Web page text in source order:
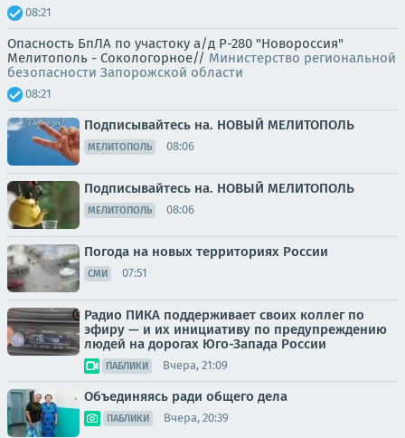
08:21
Опасность БпЛА по участоку а/д Р-280 "Новороссия"
Мелитополь - Сокологорное// Министерство региональной
безопасности Запорожской области
08:21
Подписывайтесь на. НОВЫЙ МЕЛИТОПОЛЬ
МЕЛИТОПОЛЬ 08:06
Подписывайтесь на. НОВЫЙ МЕЛИТОПОЛЬ
МЕЛИТОПОЛЬ 08:06
Погода на новых территориях России
СМИ 07:51
Радио ПИКА поддерживает своих коллег по
эфиру — и их инициативу по предупреждению
людей на дорогах Юго-Запада России
ПАБЛИКИ Вчера, 21:09
Объединяясь ради общего дела
ПАБЛИКИ Вчера, 20:39